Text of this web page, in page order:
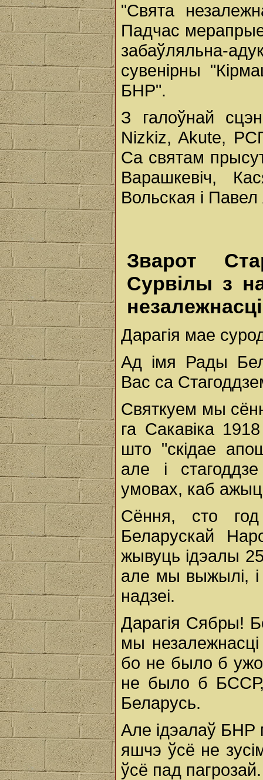
"Свята
Падчас
забаўляльна-
сувенірны
БНР".
З галоўнай
Nizkiz, Akute,
Са святам
Варашкевіч,
Вольская і
Зварот
Сурвілы з
Дарагія мае
Ад імя Рады
Вас са
Святкуем мы
га Сакавіка
што "скідае
але і
умовах, каб
Сёння, сто год
Беларускай
жывуць ідэалы
але мы выжылі, і
надзеі.
Дарагія Сябры!
мы
бо не было б
не было б
Беларусь.
Але ідэалаў БНР
яшчэ ўсё не
ўсё пад пагрозай.